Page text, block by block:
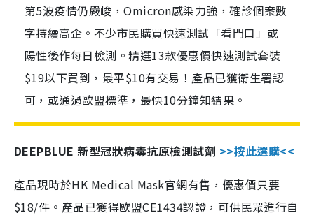
第5波疫情仍嚴峻，Omicron感染力強，確診個案數
字持續高企。不少市民購買快速測試「看門口」或
陽性後作每日檢測。精選13款優惠價快速測試套裝
$19以下買到，最平$10有交易！產品已獲衛生署認
可，或通過歐盟標準，最快10分鐘知結果。
DEEPBLUE 新型冠狀病毒抗原檢測試劑 >>按此選購<<
產品現時於HK Medical Mask官網有售，優惠價只要
$18/件。產品已獲得歐盟CE1434認證，可供民眾進行自